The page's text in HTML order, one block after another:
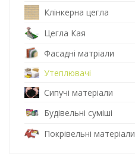
Клінкерна цегла
Цегла Кая
Фасадні матріали
Утеплювачі
Сипучі матеріали
Будівельні суміші
Покрівельні матеріали